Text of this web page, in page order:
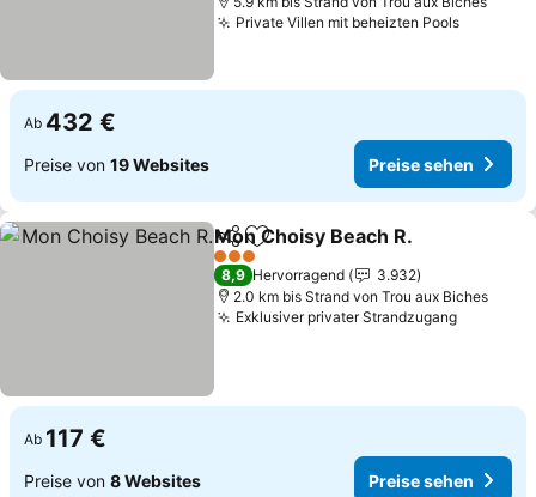
Private Villen mit beheizten Pools
Ab 432 €
Preise von 19 Websites Preise sehen
TeilenZu Favoriten hinzufügen
Mon Choisy Beach R.
3 Sterne
8,9 Hervorragend
3.932
2.0 km bis Strand von Trou aux Biches
Exklusiver privater Strandzugang
Ab 117 €
Preise von 8 Websites Preise sehen